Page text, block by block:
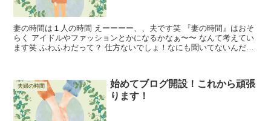
妻の時間は１人の時間 えーーーー、、夫です笑 『妻の時間』はおそ
らく アイドルやファッションとかになるかなぁ〜〜 なんて考えてい
ます笑 ふわふわだって？ 仕方ないでしょ！なにも聞いてないんだか
夫婦の時間
始めてブログ開設！これから頑張
ります！